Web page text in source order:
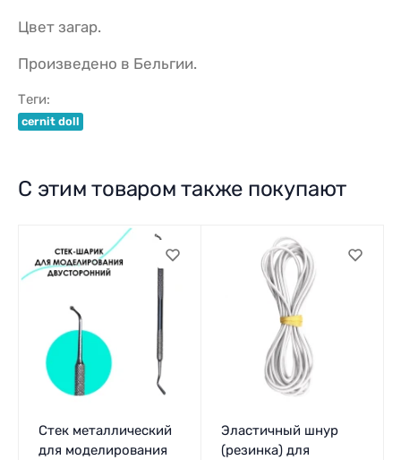
Цвет загар.
Произведено в Бельгии.
Теги:
cernit doll
С этим товаром также покупают
Стек металлический
для моделирования
Эластичный шнур
(резинка) для